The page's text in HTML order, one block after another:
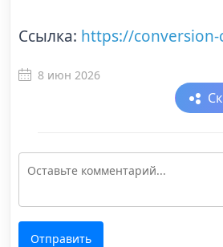
Ссылка: https://conversion-
8 июн 2026
Отправить